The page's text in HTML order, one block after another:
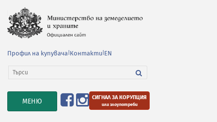
Профил на купувача Контакти EN
TOGGLE
NAVIGATION
МЕНЮ СИГНАЛ ЗА КОРУПЦИЯ
или злоупотреби